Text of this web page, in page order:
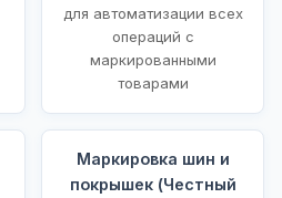
для автоматизации всех
операций с
маркированными
товарами
Маркировка шин и
покрышек (Честный